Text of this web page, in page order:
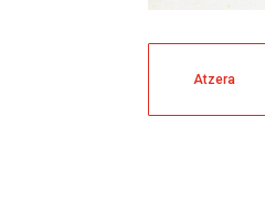
Atzera